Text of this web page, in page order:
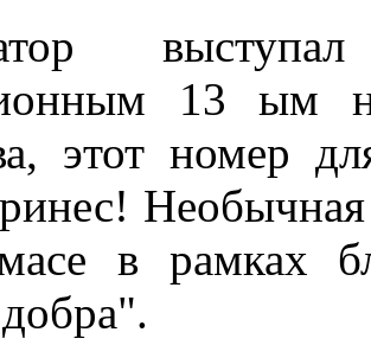
13 ым
этот номер
в рамках